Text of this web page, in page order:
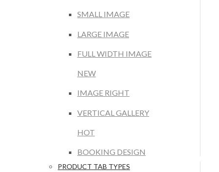
SMALL IMAGE
LARGE IMAGE
FULL WIDTH IMAGE
NEW
IMAGE RIGHT
VERTICAL GALLERY
HOT
BOOKING DESIGN
PRODUCT TAB TYPES